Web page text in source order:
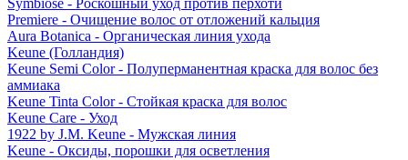
Symbiose - Роскошный уход против перхоти
Premiere - Очищение волос от отложений кальция
Aura Botanica - Органическая линия ухода
Keune (Голландия)
Keune Semi Color - Полуперманентная краска для волос без
аммиака
Keune Tinta Color - Стойкая краска для волос
Keune Care - Уход
1922 by J.M. Keune - Мужская линия
Keune - Оксиды, порошки для осветления